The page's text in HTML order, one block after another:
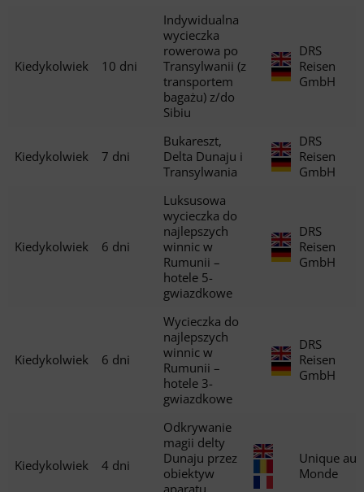
Kiedykolwiek 10 dni
Indywidualna
wycieczka
rowerowa po
Transylwanii (z
transportem
bagażu) z/do
Sibiu
DRS
Reisen
GmbH
Kiedykolwiek 7 dni
Bukareszt,
Delta Dunaju i
Transylwania
DRS
Reisen
GmbH
Kiedykolwiek 6 dni
Luksusowa
wycieczka do
najlepszych
winnic w
Rumunii –
hotele 5-
gwiazdkowe
DRS
Reisen
GmbH
Kiedykolwiek 6 dni
Wycieczka do
najlepszych
winnic w
Rumunii –
hotele 3-
gwiazdkowe
DRS
Reisen
GmbH
Kiedykolwiek 4 dni
Odkrywanie
magii delty
Dunaju przez
obiektyw
aparatu
Unique au
Monde